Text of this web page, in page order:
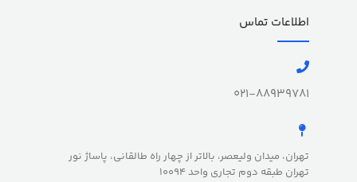
اطلاعات تماس
021-88939781
تهران، میدان ولیعصر، بالاتر از چهار راه طالقانی، پاساژ نور
تهران طبقه دوم تجاری واحد 10094